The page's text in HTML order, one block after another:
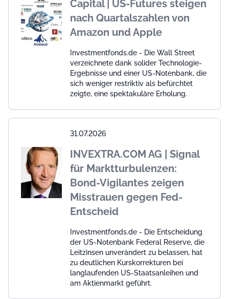
Capital | US-Futures steigen
nach Quartalszahlen von
Amazon und Apple
Investmentfonds.de - Die Wall Street
verzeichnete dank solider Technologie-
Ergebnisse und einer US-Notenbank, die
sich weniger restriktiv als befürchtet
zeigte, eine spektakuläre Erholung.
31.07.2026
INVEXTRA.COM AG | Signal
für Marktturbulenzen:
Bond-Vigilantes zeigen
Misstrauen gegen Fed-
Entscheid
Investmentfonds.de - Die Entscheidung
der US-Notenbank Federal Reserve, die
Leitzinsen unverändert zu belassen, hat
zu deutlichen Kurskorrekturen bei
langlaufenden US-Staatsanleihen und
am Aktienmarkt geführt.